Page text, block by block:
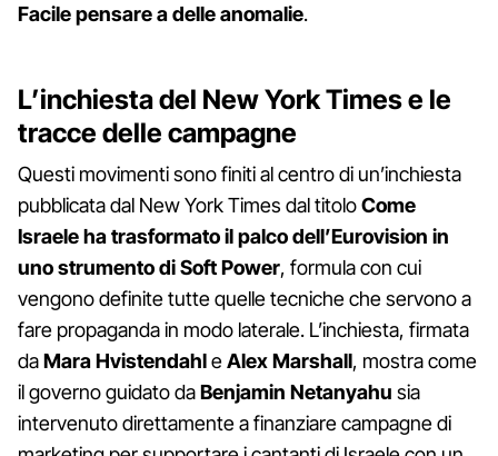
Facile pensare a delle anomalie.
L’inchiesta del New York Times e le
tracce delle campagne
Questi movimenti sono finiti al centro di un’inchiesta
pubblicata dal New York Times dal titoloCome
Israele ha trasformato il palco dell’Eurovision in
uno strumento di Soft Power, formula con cui
vengono definite tutte quelle tecniche che servono a
fare propaganda in modo laterale. L’inchiesta, firmata
daMara HvistendahleAlex Marshall, mostra come
il governo guidato daBenjamin Netanyahu sia
intervenuto direttamente a finanziare campagne di